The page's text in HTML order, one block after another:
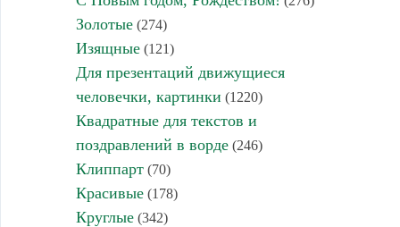
Золотые(274)
Изящные(121)
Для презентаций движущиеся
человечки, картинки (1220)
Квадратные для текстов и
поздравлений в ворде(246)
Клиппарт(70)
Красивые(178)
Круглые(342)